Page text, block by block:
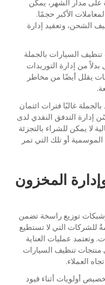
على مدار الشهر، يمكن
الأكبر حجمًا.
الشحن، وتعقيد إدارة
تنظيف السيارات بالجملة
من إدارة التوريدات
يقلل أيضًا من مخاطر
غالبًا فترات ائتمان
التدفق النقدي لدى
لا يمكن للشراء بالتجزئة
أو تلك التي تمر
المخزون
توزيع راسخة تضمن
للشركات التي لا تستطيع
عمليات العناية
منتجات تنظيف السيارات
العملاء.
أولويات أثناء قيود